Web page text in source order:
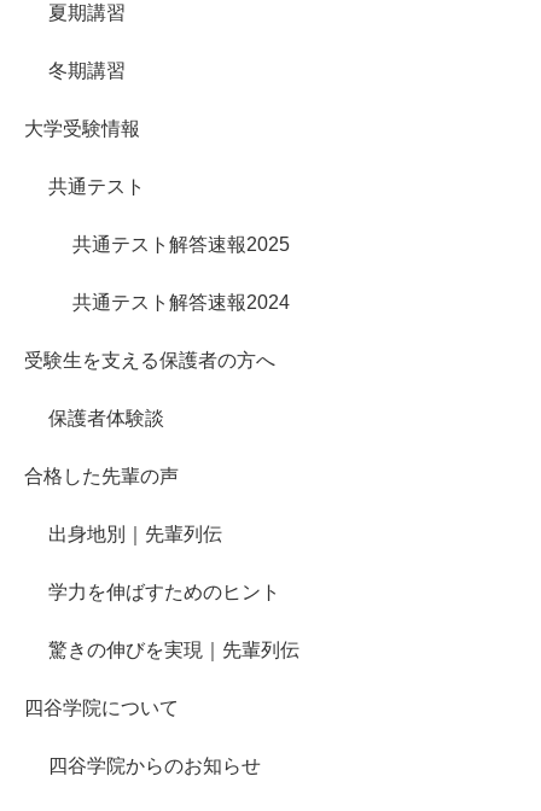
夏期講習
冬期講習
大学受験情報
共通テスト
共通テスト解答速報2025
共通テスト解答速報2024
受験生を支える保護者の方へ
保護者体験談
合格した先輩の声
出身地別｜先輩列伝
学力を伸ばすためのヒント
驚きの伸びを実現｜先輩列伝
四谷学院について
四谷学院からのお知らせ